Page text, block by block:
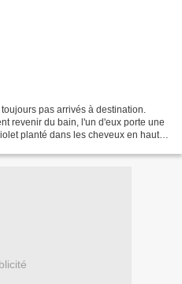
pas arrivés à destination.
revenir du bain, l'un d'eux porte une
planté dans les cheveux en haut